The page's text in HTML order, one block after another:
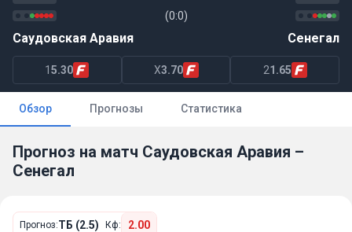
(0:0)
Саудовская Аравия Сенегал
15.30 X3.70 21.65
Обзор Прогнозы Статистика
Прогноз на матч Саудовская Аравия –
Сенегал
Прогноз:ТБ (2.5) Кф: 2.00